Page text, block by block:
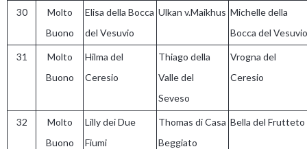
30
Molto
Buono
Elisa della Bocca
del Vesuvio
Ulkan v.Maikhus Michelle della
Bocca del Vesuvio
31
Molto
Buono
Hilma del
Ceresio
Thiago della
Valle del
Seveso
Vrogna del
Ceresio
32
Molto
Buono
Lilly dei Due
Fiumi
Thomas di Casa
Beggiato
Bella del Frutteto